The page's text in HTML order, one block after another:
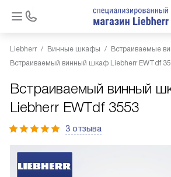
Liebherr Винные шкафы
Встраиваемые
Встраиваемый винный шкаф Liebherr EWTdf
Встраиваемый винный
Liebherr EWTdf 3553
3 отзыва